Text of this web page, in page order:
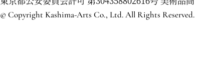
© Copyright Kashima-Arts Co., Ltd. All Rights Reserved.